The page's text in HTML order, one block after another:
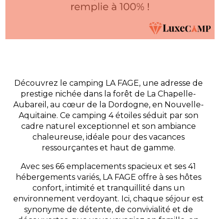
Découvrez le camping LA FAGE, une adresse de
prestige nichée dans la forêt de La Chapelle-
Aubareil, au cœur de la Dordogne, en Nouvelle-
Aquitaine. Ce camping 4 étoiles séduit par son
cadre naturel exceptionnel et son ambiance
chaleureuse, idéale pour des vacances
ressourçantes et haut de gamme.
Avec ses 66 emplacements spacieux et ses 41
hébergements variés, LA FAGE offre à ses hôtes
confort, intimité et tranquillité dans un
environnement verdoyant. Ici, chaque séjour est
synonyme de détente, de convivialité et de